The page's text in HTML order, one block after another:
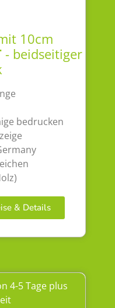
10cm
- beidseitiger
bedrucken
& Details
4-5 Tage plus